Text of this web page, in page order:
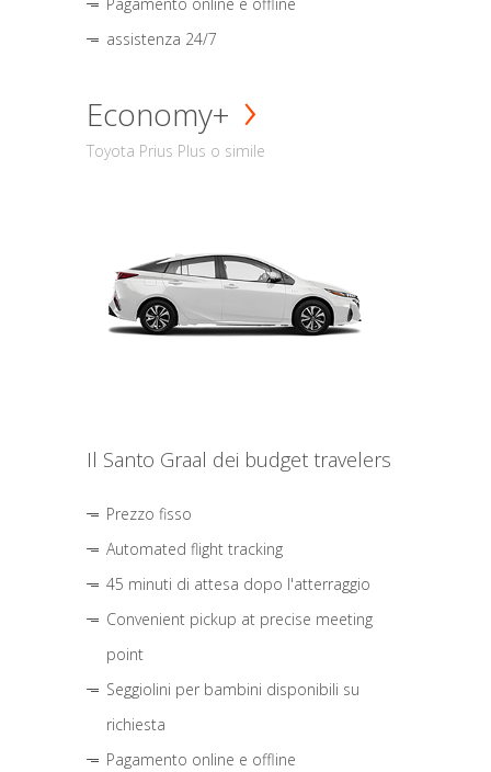
assistenza 24/7
Economy+
Toyota Prius Plus o simile
Il Santo Graal dei budget travelers
Prezzo fisso
Automated flight tracking
45 minuti di attesa dopo l'atterraggio
Convenient pickup at precise meeting
point
Seggiolini per bambini disponibili su
richiesta
Pagamento online e offline